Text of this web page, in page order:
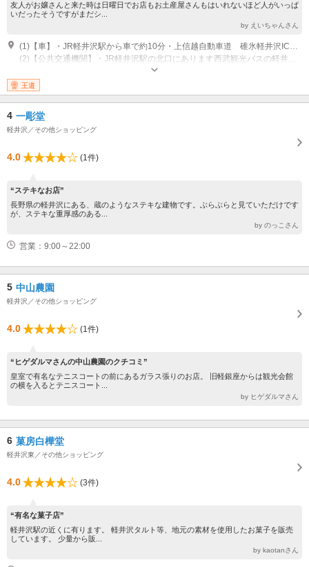
友人がお嬢さんと来た時は日曜日でお店もお土産屋さんもはいれないほど人がいっぱ
いだったそうですがまだシ...
by えいちゃんさん
(1)【車】・JR軽井沢駅から車で約10分・上信越自動車道 碓氷軽井沢ICから車で約25分
営業時間：7：00～22：00（店舗・季節によって異なる）※詳しくは星野エ
リアの公式ホームページをご確認くださ い。
王道
4 一彫堂
軽井沢／その他ショッピング
4.0 (1件)
“ステキなお店”
長野県の軽井沢にある、蔵のようなステキな建物です。ぶらぶらと見ていただけです
が、ステキな重厚感のある...
by のっこさん
営業：9:00～22:00
5 中山農園
軽井沢／その他ショッピング
4.0 (1件)
“ヒゲダルマさんの中山農園のクチコミ”
皇室で有名なテニスコートの前にあるガラス張りのお店。 旧軽銀座からは観光会館
の横を入るとテニスコート...
by ヒゲダルマさん
6 菓房白樺堂
軽井沢東／その他ショッピング
4.0 (3件)
“有名な菓子店”
軽井沢駅の近くに有ります。 軽井沢タルト等、地元の素材を使用したお菓子を販売
しています。 少量から販...
by kaotanさん